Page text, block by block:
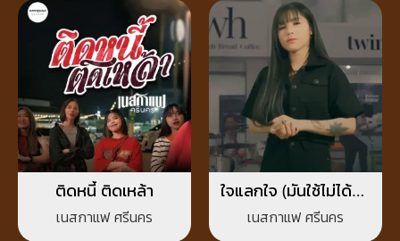
ติดหนี้ ติดเหล้า
เนสกาแฟ ศรีนคร
ใจแลกใจ (มันใช้ไม่ได้กับ
ทุกคน)
เนสกาแฟ ศรีนคร